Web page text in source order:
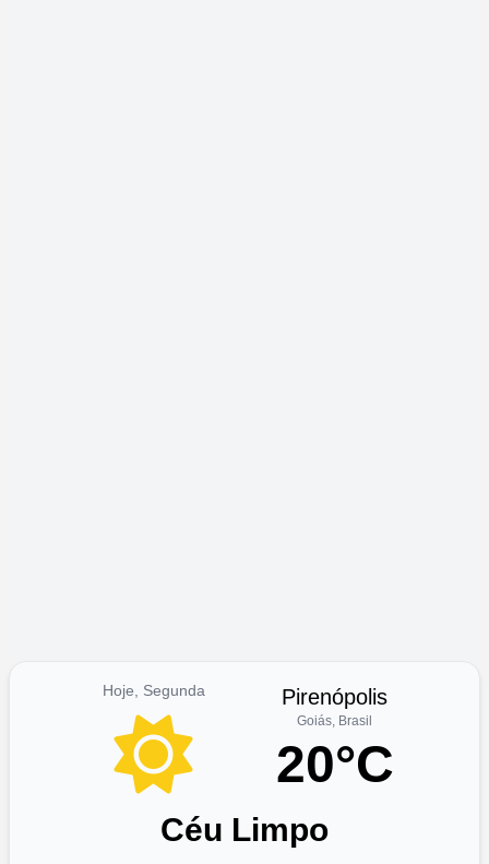
Hoje, Segunda Pirenópolis
Goiás, Brasil
20°C
Céu Limpo